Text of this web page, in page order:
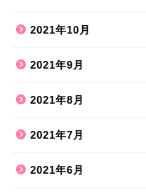
2021年10月
2021年9月
2021年8月
2021年7月
2021年6月